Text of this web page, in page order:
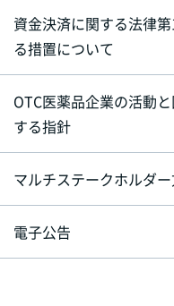
資金決済に関する法律
る措置について
OTC医薬品企業の活動
する指針
マルチステークホルダ
電子公告